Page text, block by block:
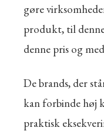
gøre
produkt, til
denne pris og
De brands, der
kan forbinde høj
praktisk